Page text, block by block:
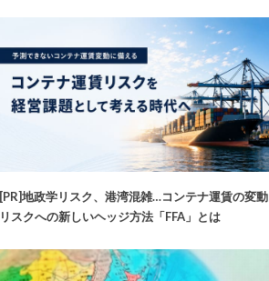
[PR]地政学リスク、港湾混雑…コンテナ運賃の変動
リスクへの新しいヘッジ方法「FFA」とは